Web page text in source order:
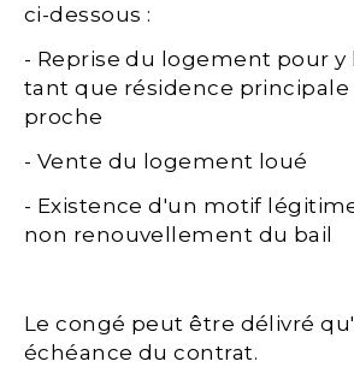
ci-dessous :
- Reprise du logement pour y
tant que résidence principale
proche
- Vente du logement loué
- Existence d'un motif
non renouvellement du bail
Le congé peut être délivré
échéance du contrat.